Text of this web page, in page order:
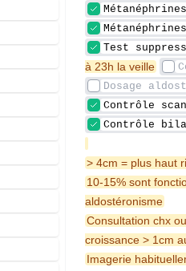
à 23h la veille
> 4cm = plus haut
10-15% sont
aldostéronisme
Consultation chx
croissance > 1cm
Imagerie